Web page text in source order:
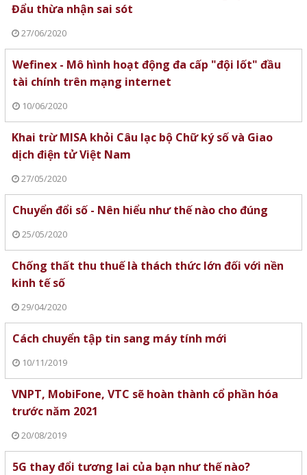
Đẩu thừa nhận sai sót
27/06/2020
Wefinex - Mô hình hoạt động đa cấp "đội lốt" đầu
tài chính trên mạng internet
10/06/2020
Khai trừ MISA khỏi Câu lạc bộ Chữ ký số và Giao
dịch điện tử Việt Nam
27/05/2020
Chuyển đổi số - Nên hiểu như thế nào cho đúng
25/05/2020
Chống thất thu thuế là thách thức lớn đối với nền
kinh tế số
29/04/2020
Cách chuyển tập tin sang máy tính mới
10/11/2019
VNPT, MobiFone, VTC sẽ hoàn thành cổ phần hóa
trước năm 2021
20/08/2019
5G thay đổi tương lai của bạn như thế nào?